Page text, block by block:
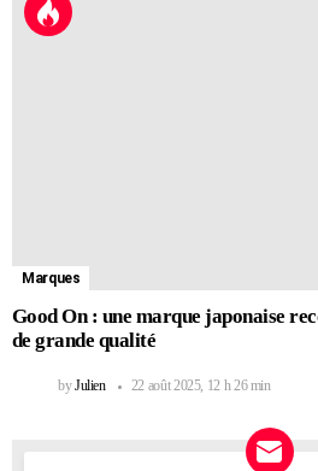
Marques
Good On : une marque japonaise
de grande qualité
byJulien 22 août 2025, 12 h 26 min